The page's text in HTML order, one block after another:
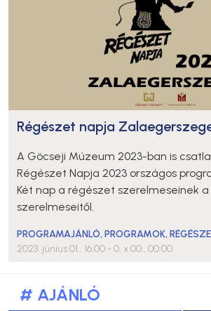
Régészet napja
A Göcseji Múzeum 2023-ban is
Régészet Napja 2023 országos
Két nap a régészet szerelmeseinek
szerelmeseitől.
PROGRAMAJÁNLÓ,PROGRAMOK,
2023. június 01., 16:00 - 0. x 00., 00:00
# AJÁNLÓ